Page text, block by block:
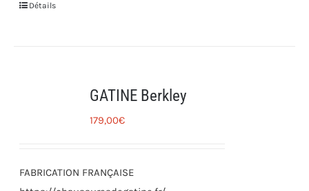
Détails
GATINE Berkley
179,00€
FABRICATION FRANÇAISE